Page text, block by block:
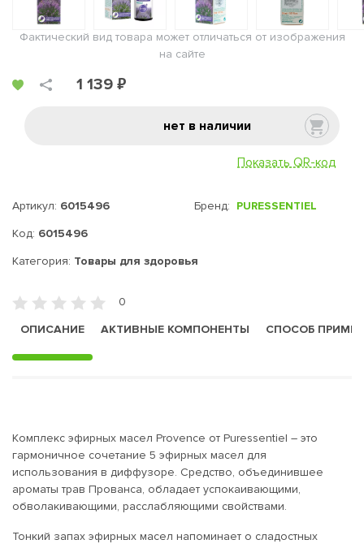
Фактический вид товара может отличаться от изображения
на сайте
1 139 ₽
нет в наличии
Показать QR-код
Артикул: 6015496
Код: 6015496
Бренд: PURESSENTIEL
Категория: Товары для здоровья
0
ОПИСАНИЕ
АКТИВНЫЕ КОМПОНЕНТЫ СПОСОБ
Комплекс эфирных масел Provence от Puressentiel – это
гармоничное сочетание 5 эфирных масел для
использования в диффузоре. Средство, объединившее
ароматы трав Прованса, обладает успокаивающими,
обволакивающими, расслабляющими свойствами.
Тонкий запах эфирных масел напоминает о сладостных